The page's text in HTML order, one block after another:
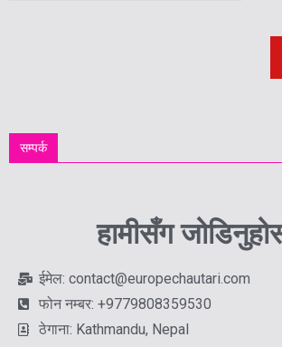
सम्पर्क
हामीसँग
ईमेल: contact@europechautari.com
फोन नम्बर: +9779808359530
ठेगाना: Kathmandu, Nepal